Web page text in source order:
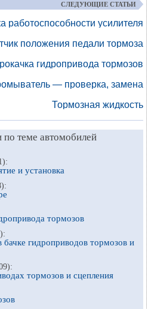
СЛЕДУЮЩИЕ СТАТЬИ
работоспособности усилителя
положения педали тормоза
гидропривода тормозов
— проверка, замена
Тормозная жидкость
по теме автомобилей
и установка
тормозов
гидроприводов тормозов и
тормозов и сцепления